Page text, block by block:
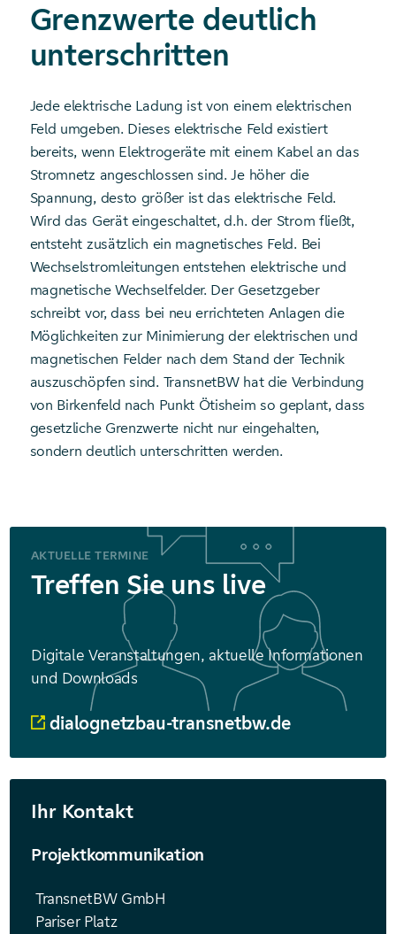
Grenzwerte deutlich
unter­schritten
Jede elektrische Ladung ist von einem elektrischen
Feld umgeben. Dieses elektrische Feld existiert
bereits, wenn Elektrogeräte mit einem Kabel an das
Stromnetz angeschlossen sind. Je höher die
Spannung, desto größer ist das elektrische Feld.
Wird das Gerät eingeschaltet, d.h. der Strom fließt,
entsteht zusätzlich ein magnetisches Feld. Bei
Wechselstromleitungen entstehen elektrische und
magnetische Wechselfelder. Der Gesetzgeber
schreibt vor, dass bei neu errichteten Anlagen die
Möglichkeiten zur Minimierung der elektrischen und
magnetischen Felder nach dem Stand der Technik
auszuschöpfen sind. TransnetBW hat die Verbindung
von Birkenfeld nach Punkt Ötisheim so geplant, dass
gesetzliche Grenzwerte nicht nur eingehalten,
sondern deutlich unterschritten werden.
AKTUELLE TERMINE
Treffen Sie uns live
Digitale Veranstaltungen, aktuelle Informationen
und Downloads
dialognetzbau-transnetbw.de
Ihr Kontakt
Projektkommunikation
TransnetBW GmbH
Pariser Platz